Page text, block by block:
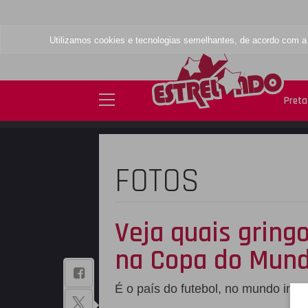
Utilizamos cookies e tecnologias semelhantes, de acordo com
FOTOS
Veja quais
na Copa do
É o país do futebol, no mundo
BAIXE NOSSO